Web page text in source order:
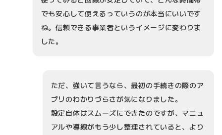
でも安心して使えるっていうのが本当にいいです
ね。信頼できる事業者というイメージに変わりま
した。
ただ、強いて言うなら、最初の手続きの際のア
プリのわかりづらさが気になりました。
設定自体はスムーズにできたのですが、マニュ
アルや導線がもう少し整理されていると、より